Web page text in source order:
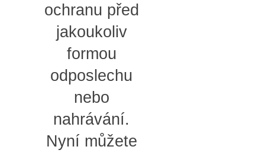
ochranu před
jakoukoliv
formou
odposlechu
nebo
nahrávání.
Nyní můžete